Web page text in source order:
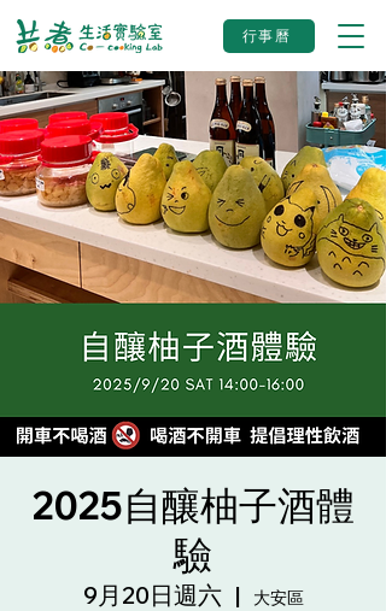
行事曆
2025自釀柚子酒體
驗
9月20日週六
  |
大安區